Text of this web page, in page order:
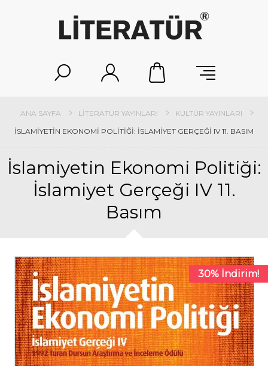
ANA SAYFA LITERATÜR YAYINLARI
KÜLTÜR YAYINLARI
İSLAMIYETIN EKONOMI POLITIĞI: İSLAMIYET GERÇEĞI IV 11. BASIM
İslamiyetin Ekonomi Politiği:
İslamiyet Gerçeği IV 11.
Basım
30% İndirim!